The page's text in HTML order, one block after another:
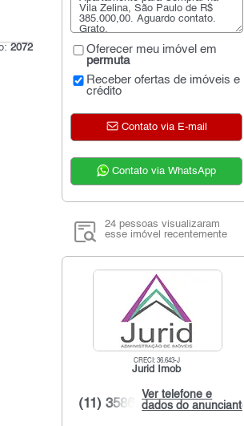
2072
Oferecer meu imóvel em
permuta
Receber ofertas de imóveis e
crédito
Contato via E-mail
Contato via WhatsApp
24 pessoas visualizaram
esse imóvel recentemente
CRECI: 36.643-J
Jurid Imob
Ver telefone e
dados do anunciante
(11) 3586...